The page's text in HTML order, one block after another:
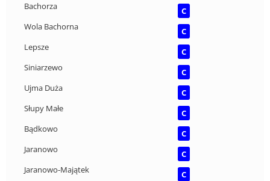
Bachorza
C
Wola Bachorna
C
Lepsze
C
Siniarzewo
C
Ujma Duża
C
Słupy Małe
C
Bądkowo
C
Jaranowo
C
Jaranowo-Majątek
C